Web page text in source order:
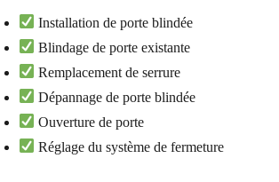
Installation de porte blindée
Blindage de porte existante
Remplacement de serrure
Dépannage de porte blindée
Ouverture de porte
Réglage du système de fermeture